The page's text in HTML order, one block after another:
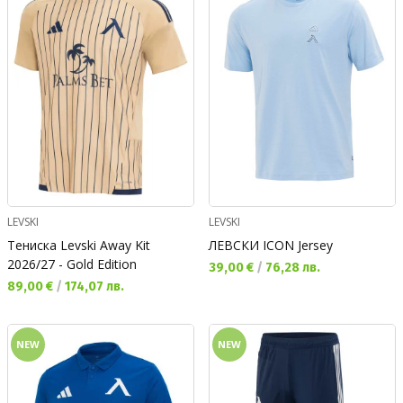
LEVSKI
Тениска Levski Away Kit
2026/27 - Gold Edition
Текуща цена:
89,00 € / 174,07 лв.
LEVSKI
ЛЕВСКИ ICON Jersey
Текуща цена:
39,00 € / 76,28 лв.
NEW NEW